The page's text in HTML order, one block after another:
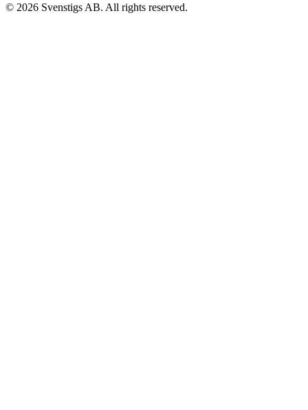
© 2026 Svenstigs AB. All rights reserved.